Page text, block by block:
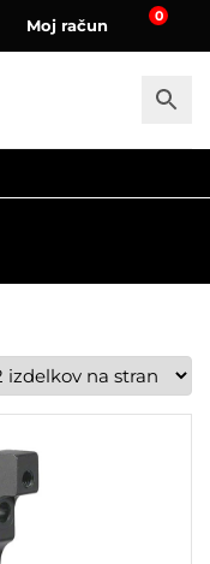
Moj račun 0